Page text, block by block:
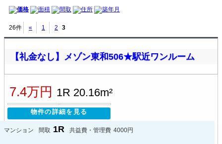
価格 面積 間取 住所 築年月
26件 « 1 2 3
【礼金なし】メゾン東和506★駅近ワンルーム
7.4万円 1R 20.16m²
物件の詳細を見る
マンション 間取 1R 共益費・管理費 4000円